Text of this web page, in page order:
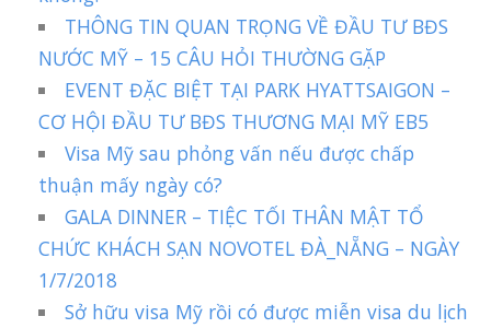
THÔNG TIN QUAN TRỌNG VỀ ĐẦU TƯ BĐS
NƯỚC MỸ – 15 CÂU HỎI THƯỜNG GẶP
EVENT ĐẶC BIỆT TẠI PARK HYATTSAIGON –
CƠ HỘI ĐẦU TƯ BĐS THƯƠNG MẠI MỸ EB5
Visa Mỹ sau phỏng vấn nếu được chấp
thuận mấy ngày có?
GALA DINNER – TIỆC TỐI THÂN MẬT TỔ
CHỨC KHÁCH SẠN NOVOTEL ĐÀ_NẴNG – NGÀY
1/7/2018
Sở hữu visa Mỹ rồi có được miễn visa du lịch